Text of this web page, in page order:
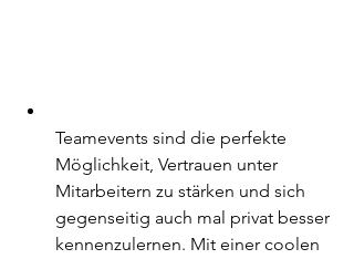
Teamevents sind die perfekte
Möglichkeit, Vertrauen unter
Mitarbeitern zu stärken und sich
gegenseitig auch mal privat besser
kennenzulernen. Mit einer coolen